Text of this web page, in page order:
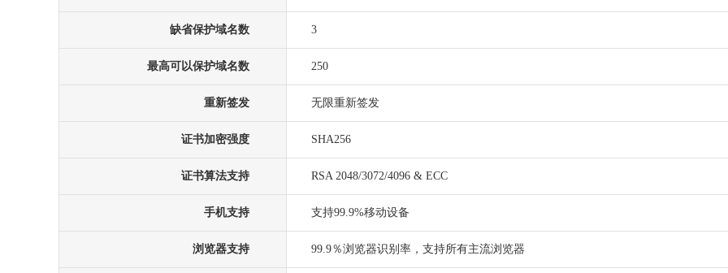
缺省保护域名数 3
最高可以保护域名数 250
重新签发 无限重新签发
证书加密强度 SHA256
证书算法支持 RSA 2048/3072/4096 & ECC
手机支持 支持99.9%移动设备
浏览器支持 99.9％浏览器识别率，支持所有主流浏览器